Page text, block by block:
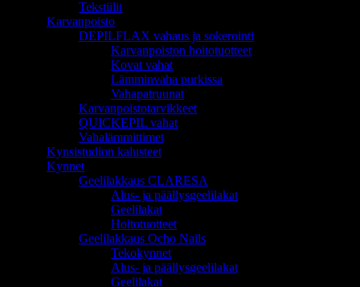
Tekstiilit
Karvanpoisto
DEPILFLAX vahaus ja sokerointi
Karvanpoiston hoitotuotteet
Kovat vahat
Lämminvaha purkissa
Vahapatruunat
Karvanpoistotarvikkeet
QUICKEPIL vahat
Vahalämmittimet
Kynsistudion kalusteet
Kynnet
Geelilakkaus CLARESA
Alus- ja päällysgeelilakat
Geelilakat
Hoitotuotteet
Geelilakkaus Ocho Nails
Tekokynnet
Alus- ja päällysgeelilakat
Geelilakat